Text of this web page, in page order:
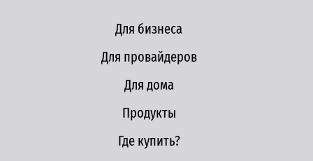
Для бизнеса
Для провайдеров
Для дома
Продукты
Где купить?